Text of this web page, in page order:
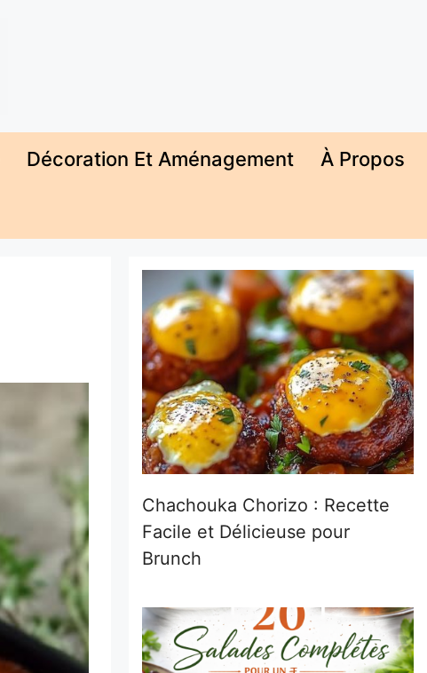
Décoration Et Aménagement À Propos
Chachouka Chorizo : Recette
Facile et Délicieuse pour
Brunch